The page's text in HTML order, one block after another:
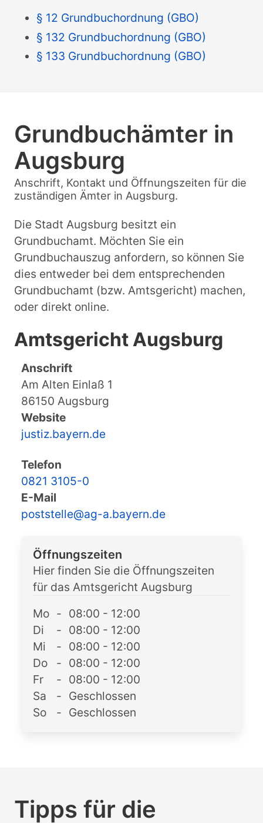
§ 12 Grundbuchordnung (GBO)
§ 132 Grundbuchordnung (GBO)
§ 133 Grundbuchordnung (GBO)
Grundbuchämter in
Augsburg
Anschrift, Kontakt und Öffnungszeiten für die
zuständigen Ämter in Augsburg.
Die Stadt Augsburg besitzt ein
Grundbuchamt. Möchten Sie ein
Grundbuchauszug anfordern, so können Sie
dies entweder bei dem entsprechenden
Grundbuchamt (bzw. Amtsgericht) machen,
oder direkt online.
Amtsgericht Augsburg
Anschrift
Am Alten Einlaß 1
86150 Augsburg
Website
justiz.bayern.de
Telefon
0821 3105-0
E-Mail
poststelle@ag-a.bayern.de
Öffnungszeiten
Hier finden Sie die Öffnungszeiten
für das Amtsgericht Augsburg
Mo - 08:00 - 12:00
Di
- 08:00 - 12:00
Mi
- 08:00 - 12:00
Do
- 08:00 - 12:00
Fr
- 08:00 - 12:00
Sa
- Geschlossen
So
- Geschlossen
Tipps für die